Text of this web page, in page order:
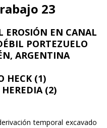
23
EROSIÓN EN CANAL
PORTEZUELO
ARGENTINA
HECK (1)
(2)
temporal excavado